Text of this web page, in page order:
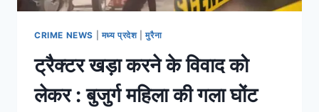
CRIME NEWS मध्य प्रदेश|मुरैना
ट्रैक्टर खड़ा करने के विवाद को
लेकर : बुजुर्ग महिला की गला घोंट